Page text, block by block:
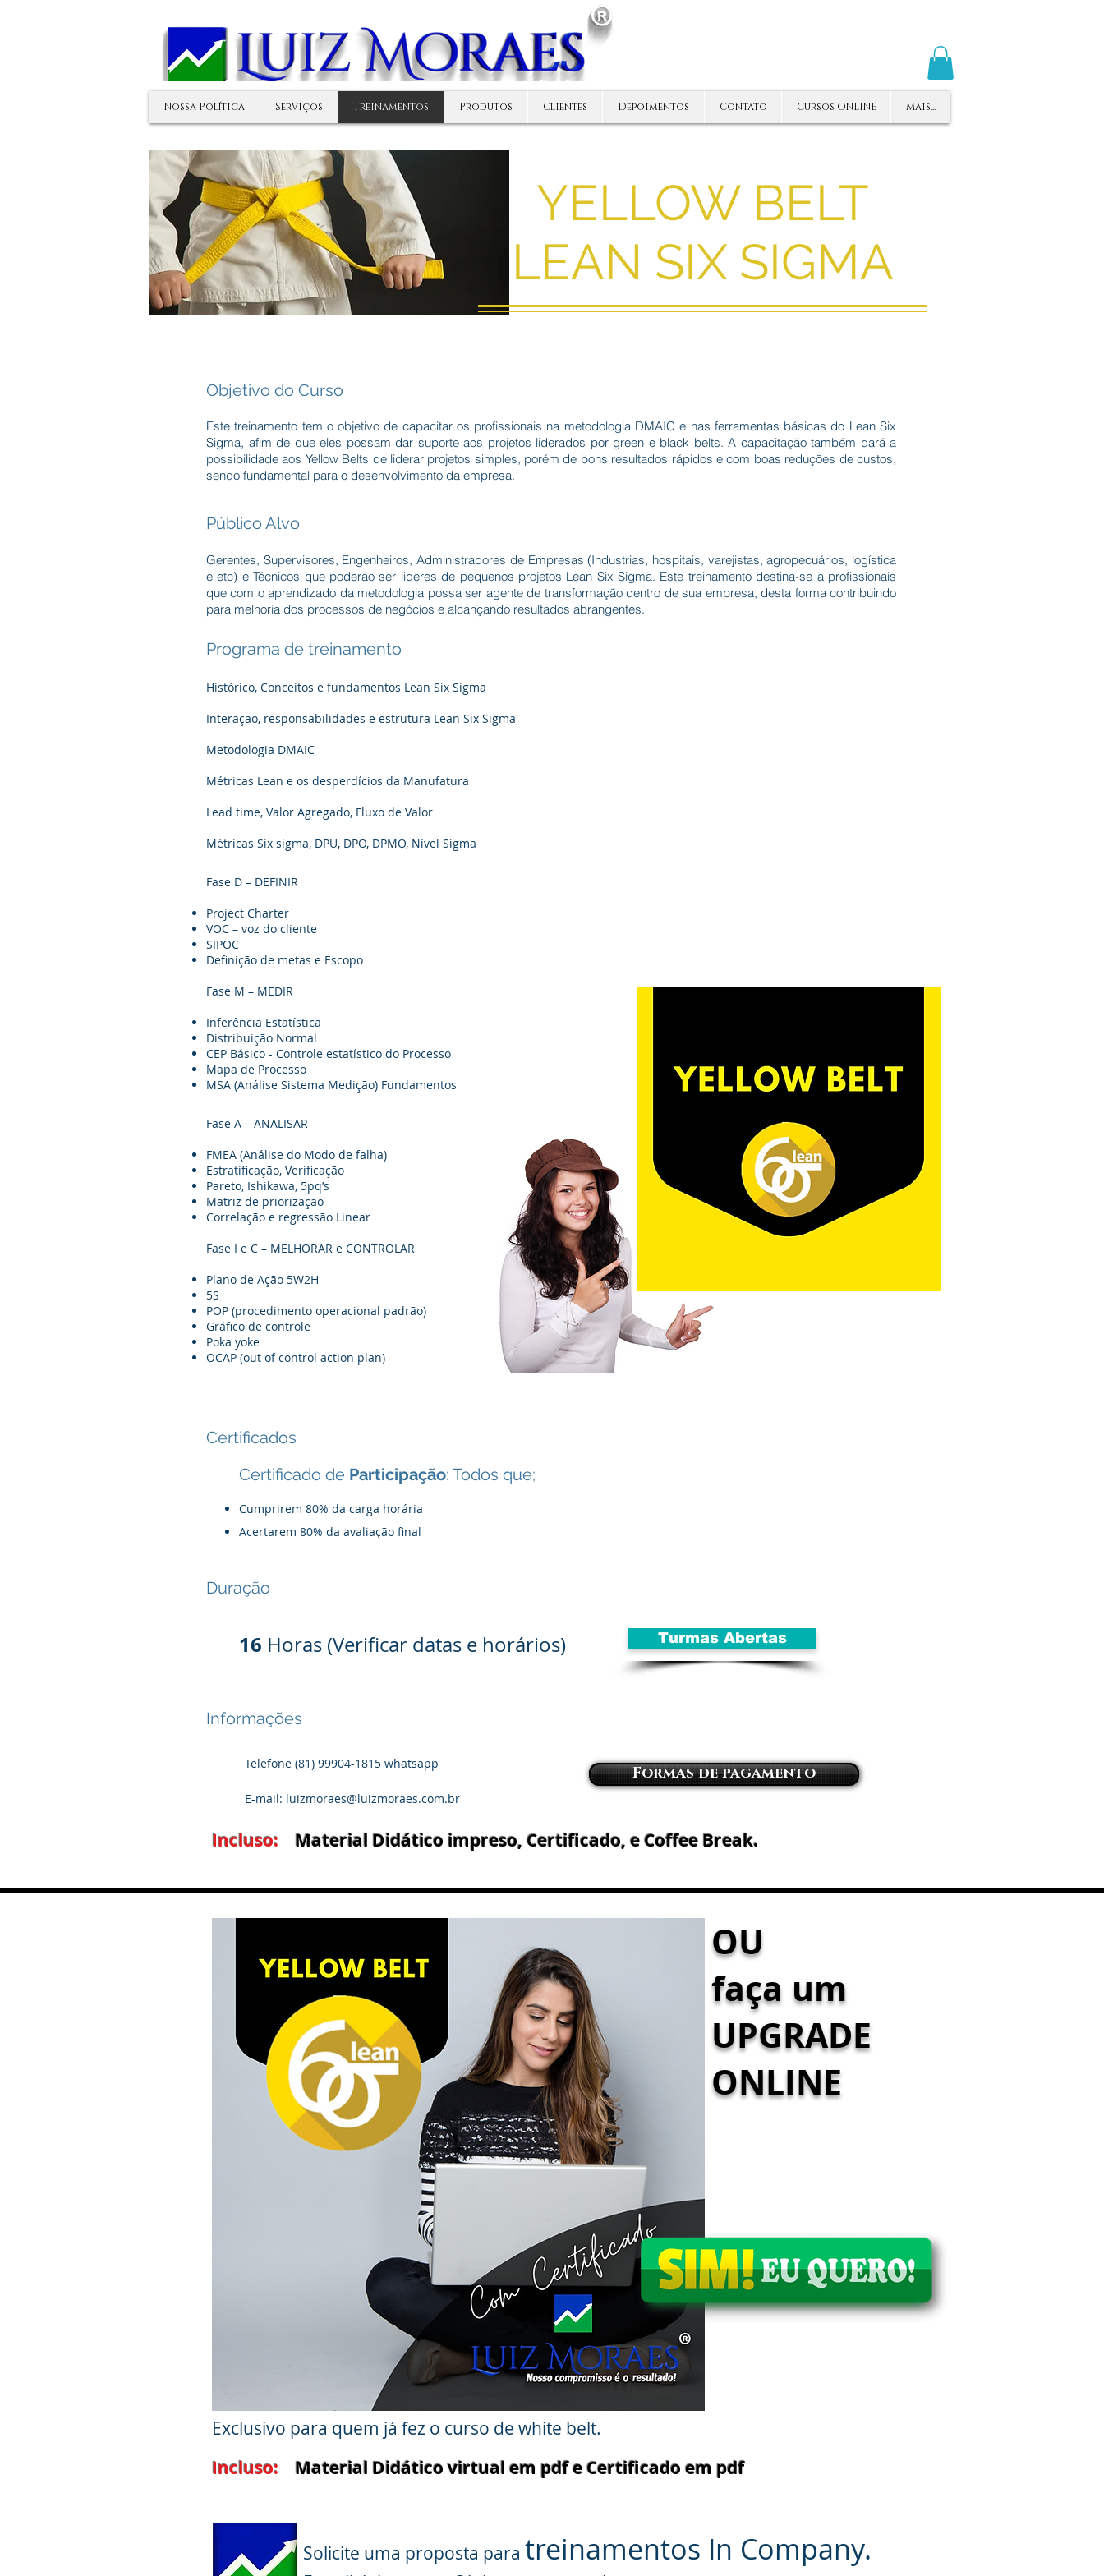
Nossa Política Serviços Treinamentos Produtos Clientes Depoimentos Contato Cursos ONLINE Mais...
YELLOW BELT
LEAN SIX SIGMA
Objetivo do Curso
Este treinamento tem o objetivo de capacitar os profissionais na metodologia DMAIC e nas ferramentas básicas do Lean Six
Sigma, afim de que eles possam dar suporte aos projetos liderados por green e black belts. A capacitação também dará a
possibilidade aos Yellow Belts de liderar projetos simples, porém de bons resultados rápidos e com boas reduções de custos,
sendo fundamental para o desenvolvimento da empresa.
Público Alvo
Gerentes, Supervisores, Engenheiros, Administradores de Empresas (Industrias, hospitais, varejistas, agropecuários, logística
e etc) e Técnicos que poderão ser lideres de pequenos projetos Lean Six Sigma. Este treinamento destina-se a profissionais
que com o aprendizado da metodologia possa ser agente de transformação dentro de sua empresa, desta forma contribuindo
para melhoria dos processos de negócios e alcançando resultados abrangentes.
Programa de treinamento
Histórico, Conceitos e fundamentos Lean Six Sigma
Interação, responsabilidades e estrutura Lean Six Sigma
Metodologia DMAIC
Métricas Lean e os desperdícios da Manufatura
Lead time, Valor Agregado, Fluxo de Valor
Métricas Six sigma, DPU, DPO, DPMO, Nível Sigma
Fase D – DEFINIR
Project Charter
VOC – voz do cliente
SIPOC
Definição de metas e Escopo
Fase M – MEDIR
Inferência Estatística
Distribuição Normal
CEP Básico - Controle estatístico do Processo
Mapa de Processo
MSA (Análise Sistema Medição) Fundamentos
Fase A – ANALISAR
FMEA (Análise do Modo de falha)
Estratificação, Verificação
Pareto, Ishikawa, 5pq’s
Matriz de priorização
Correlação e regressão Linear
Fase I e C – MELHORAR e CONTROLAR
Plano de Ação 5W2H
5S
POP (procedimento operacional padrão)
Gráfico de controle
Poka yoke
OCAP (out of control action plan)
Certificados
Certificado de Participação: Todos que;
Cumprirem 80% da carga horária
Acertarem 80% da avaliação final
Duração
16 Horas (Verificar datas e horários) Turmas Abertas
Informações
Telefone (81) 99904-1815 whatsapp
E-mail: luizmoraes@luizmoraes.com.br
Formas de pagamento
Incluso: Material Didático impreso, Certificado, e Coffee Break.
OU
faça um
UPGRADE
ONLINE
Exclusivo para quem já fez o curso de white belt.
Incluso: Material Didático virtual em pdf e Certificado em pdf
Solicite uma proposta para treinamentos In Company.